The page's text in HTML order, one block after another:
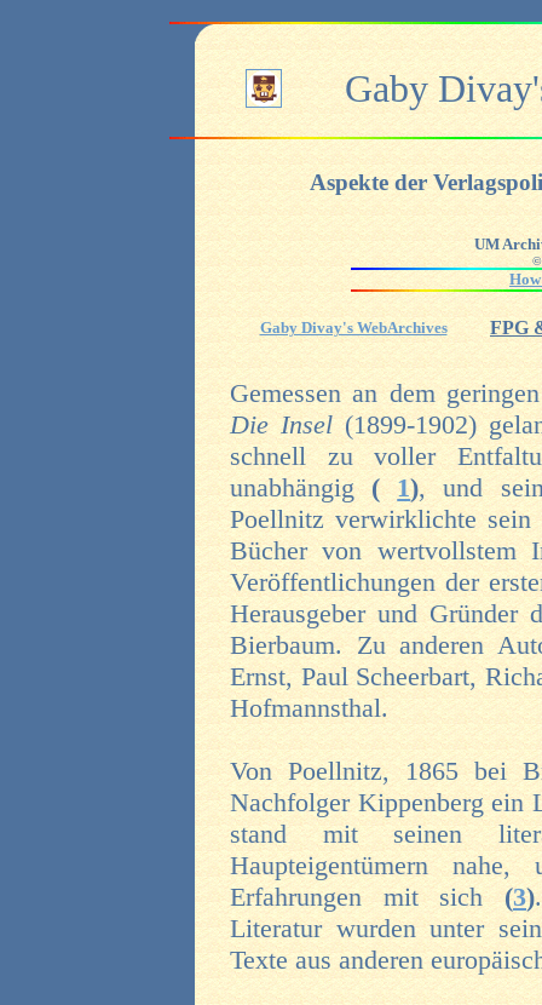
Gaby
Aspekte der
UM
©
Gaby Divay's WebArchives FPG
Gemessen an dem
Die Insel(1899-1902)
schnell zu voller
unabhängig ( 1), und
Poellnitz verwirklichte sein
Bücher von wertvollstem
Veröffentlichungen der
Herausgeber und Gründer
Bierbaum. Zu anderen
Ernst, Paul Scheerbart,
Hofmannsthal.
Von Poellnitz, 1865 bei
Nachfolger Kippenberg ein
stand mit seinen
Haupteigentümern nahe,
Erfahrungen mit sich (3)
Literatur wurden unter
Texte aus anderen